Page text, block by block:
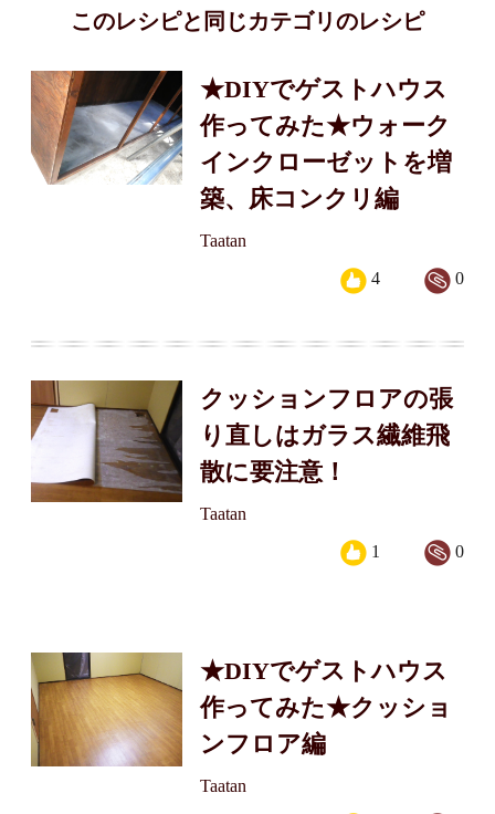
このレシピと同じカテゴリのレシピ
★DIYでゲストハウス
作ってみた★ウォーク
インクローゼットを増
築、床コンクリ編
Taatan
0
4
クッションフロアの張
り直しはガラス繊維飛
散に要注意！
Taatan
0
1
★DIYでゲストハウス
作ってみた★クッショ
ンフロア編
Taatan